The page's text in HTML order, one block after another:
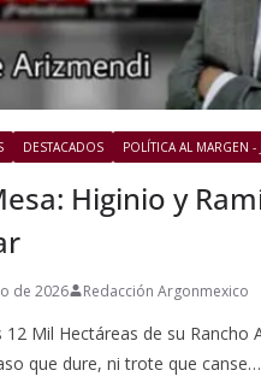
DESTACADOS POLÍTICA AL MARGEN
Higinio y
de 2026 Redacción Argonmexico
12 Mil Hectáreas de su Rancho
que dure, ni trote que